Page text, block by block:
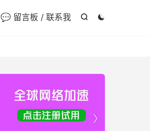


💬 留言板 / 联系我
